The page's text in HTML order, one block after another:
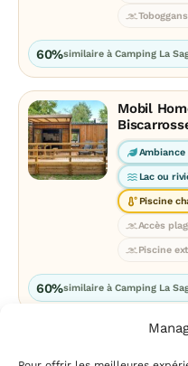
60%similaire à Camping La
Mobil
Lac ou
Piscine
Accès
Piscine
60%similaire à Camping La